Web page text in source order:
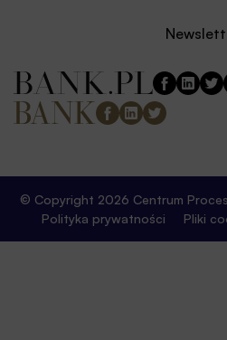
© Copyright 2026 Centrum
Polityka prywatności
Pliki